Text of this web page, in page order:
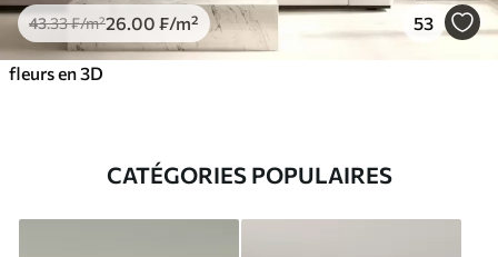
43.33₣/m²26 .00 ₣/m² 53
fleurs en 3D
CATÉGORIES POPULAIRES